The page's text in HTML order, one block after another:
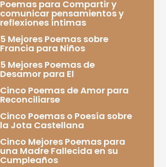
Poemas para Compartir y
comunicar pensamientos y
reflexiones íntimas
5 Mejores Poemas sobre
Francia para Niños
5 Mejores Poemas de
Desamor para El
Cinco Poemas de Amor para
Reconciliarse
Cinco Poemas o Poesía sobre
la Jota Castellana
Cinco Mejores Poemas para
una Madre Fallecida en su
Cumpleaños